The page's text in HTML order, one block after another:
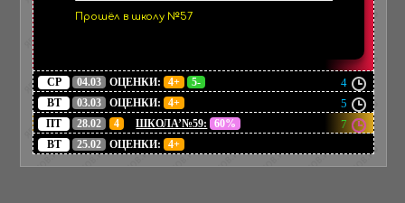
Прошёл в школу №57
4
СР 04.03 ОЦЕНКИ: 4+
5-
5
ВТ 03.03 ОЦЕНКИ:
4+
7
ПТ 28.02 4 ШКОЛА’№59:
60%
ВТ
25.02 ОЦЕНКИ: 4+